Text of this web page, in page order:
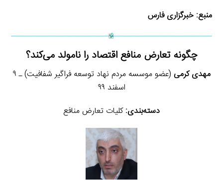
منبع: خبرگزاری فارس
چگونه تعارض منافع اقتصاد را نامولد می‌کند؟
مهدی کرمی
(عضو موسسه مردم نهاد توسعه فراگیر شفافیت) ـ ۹
اسفند ۹۹
دسته‌بندی:کلیات تعارض منافع